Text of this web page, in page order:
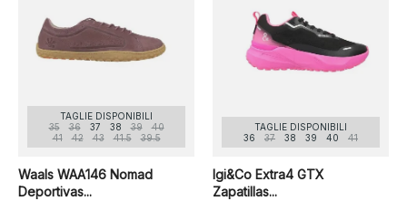
TAGLIE DISPONIBILI
35
36 37 38 39
40
41
42 43 41.5 39.5
Waals WAA146 Nomad
Deportivas...
TAGLIE DISPONIBILI
36
37 38 39 40 41
Igi&Co Extra4 GTX
Zapatillas...